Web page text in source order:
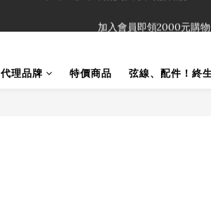
「一生弦命！」單筆購買弦線、配件滿
代理品牌 特價商品 弦線、配件！終